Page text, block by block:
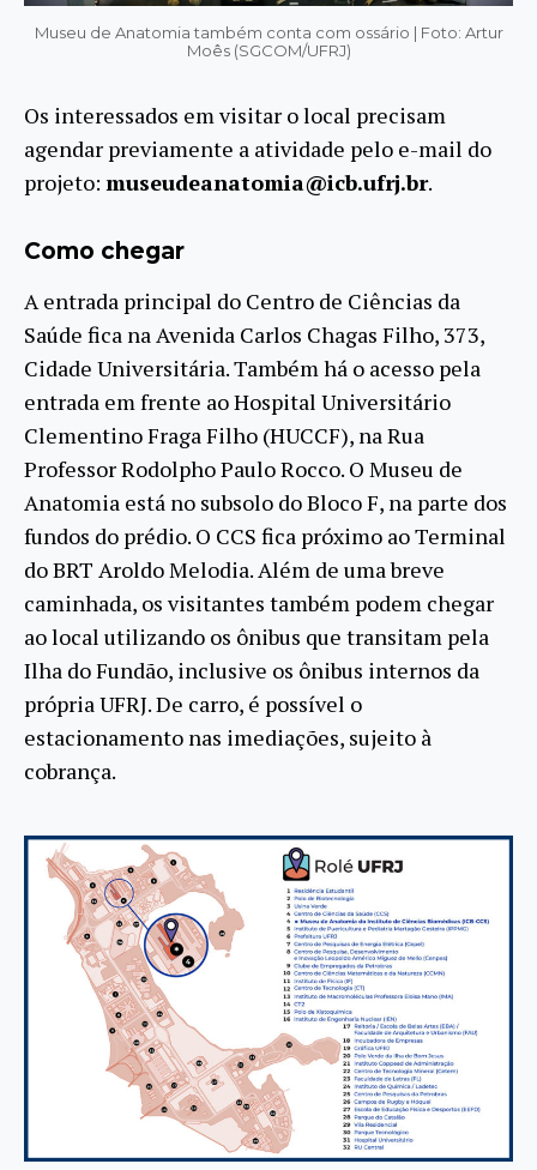
Museu de Anatomia também conta com ossário | Foto: Artur
Moês (SGCOM/UFRJ)
Os interessados em visitar o local precisam
agendar previamente a atividade pelo e-mail do
projeto: museudeanatomia@icb.ufrj.br.
Como chegar
A entrada principal do Centro de Ciências da
Saúde fica na Avenida Carlos Chagas Filho, 373,
Cidade Universitária. Também há o acesso pela
entrada em frente ao Hospital Universitário
Clementino Fraga Filho (HUCCF), na Rua
Professor Rodolpho Paulo Rocco. O Museu de
Anatomia está no subsolo do Bloco F, na parte dos
fundos do prédio. O CCS fica próximo ao Terminal
do BRT Aroldo Melodia. Além de uma breve
caminhada, os visitantes também podem chegar
ao local utilizando os ônibus que transitam pela
Ilha do Fundão, inclusive os ônibus internos da
própria UFRJ. De carro, é possível o
estacionamento nas imediações, sujeito à
cobrança.